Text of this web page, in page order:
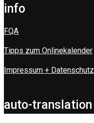
info
FQA
Tipps zum Onlinekalender
Impressum + Datenschutz
auto-translation